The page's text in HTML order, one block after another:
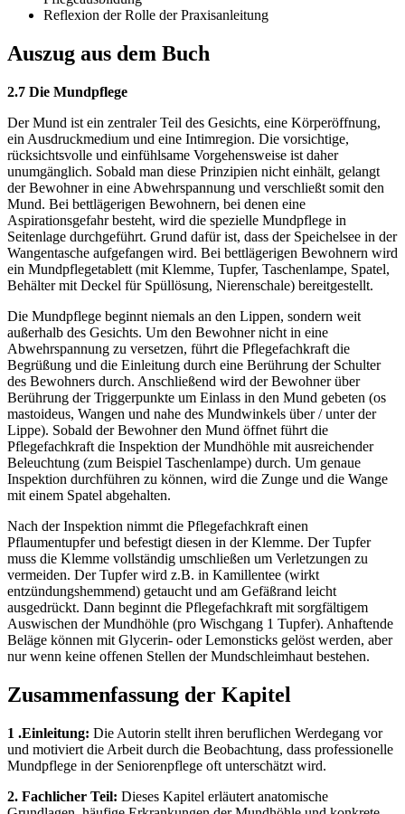
Reflexion der Rolle der Praxisanleitung
Auszug aus dem Buch
2.7 Die Mundpflege
Der Mund ist ein zentraler Teil des Gesichts, eine Körperöffnung,
ein Ausdruckmedium und eine Intimregion. Die vorsichtige,
rücksichtsvolle und einfühlsame Vorgehensweise ist daher
unumgänglich. Sobald man diese Prinzipien nicht einhält, gelangt
der Bewohner in eine Abwehrspannung und verschließt somit den
Mund. Bei bettlägerigen Bewohnern, bei denen eine
Aspirationsgefahr besteht, wird die spezielle Mundpflege in
Seitenlage durchgeführt. Grund dafür ist, dass der Speichelsee in der
Wangentasche aufgefangen wird. Bei bettlägerigen Bewohnern wird
ein Mundpflegetablett (mit Klemme, Tupfer, Taschenlampe, Spatel,
Behälter mit Deckel für Spüllösung, Nierenschale) bereitgestellt.
Die Mundpflege beginnt niemals an den Lippen, sondern weit
außerhalb des Gesichts. Um den Bewohner nicht in eine
Abwehrspannung zu versetzen, führt die Pflegefachkraft die
Begrüßung und die Einleitung durch eine Berührung der Schulter
des Bewohners durch. Anschließend wird der Bewohner über
Berührung der Triggerpunkte um Einlass in den Mund gebeten (os
mastoideus, Wangen und nahe des Mundwinkels über / unter der
Lippe). Sobald der Bewohner den Mund öffnet führt die
Pflegefachkraft die Inspektion der Mundhöhle mit ausreichender
Beleuchtung (zum Beispiel Taschenlampe) durch. Um genaue
Inspektion durchführen zu können, wird die Zunge und die Wange
mit einem Spatel abgehalten.
Nach der Inspektion nimmt die Pflegefachkraft einen
Pflaumentupfer und befestigt diesen in der Klemme. Der Tupfer
muss die Klemme vollständig umschließen um Verletzungen zu
vermeiden. Der Tupfer wird z.B. in Kamillentee (wirkt
entzündungshemmend) getaucht und am Gefäßrand leicht
ausgedrückt. Dann beginnt die Pflegefachkraft mit sorgfältigem
Auswischen der Mundhöhle (pro Wischgang 1 Tupfer). Anhaftende
Beläge können mit Glycerin- oder Lemonsticks gelöst werden, aber
nur wenn keine offenen Stellen der Mundschleimhaut bestehen.
Zusammenfassung der Kapitel
1 .Einleitung: Die Autorin stellt ihren beruflichen Werdegang vor
und motiviert die Arbeit durch die Beobachtung, dass professionelle
Mundpflege in der Seniorenpflege oft unterschätzt wird.
2. Fachlicher Teil: Dieses Kapitel erläutert anatomische